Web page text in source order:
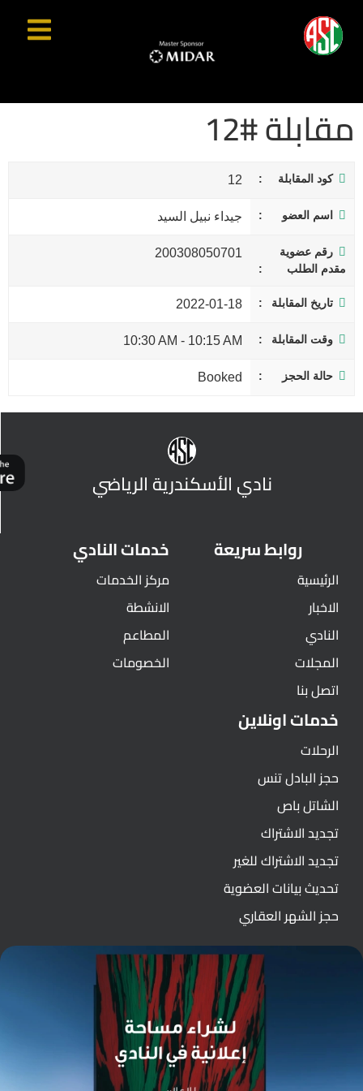
مقابلة #12
كود المقابلة 12
اسم العضو جيداء نبيل السيد
رقم عضوية
مقدم الطلب
200308050701
تاريخ المقابلة 2022-01-18
وقت المقابلة 10:15 AM
-
10:30 AM
حالة الحجز Booked
نادي الأسكندرية الرياضي
روابط سريعة
الرئيسية
الاخبار
النادي
المجلات
اتصل بنا
خدمات النادي
مركز الخدمات
الانشطة
المطاعم
الخصومات
خدمات اونلاين
الرحلات
حجز البادل تنس
الشاتل باص
تجديد الاشتراك
تجديد الاشتراك للغير
تحديث بيانات العضوية
حجز الشهر العقاري